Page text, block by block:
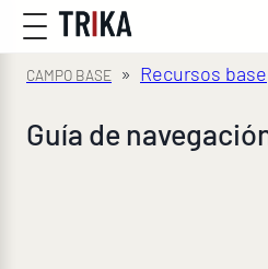
» Recursos base
Guía de